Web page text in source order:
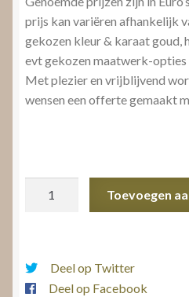
prijs kan variëren afhankelijk
gekozen kleur & karaat goud,
evt gekozen maatwerk-opties
Met plezier en vrijblijvend
wensen een offerte gemaakt
Toevoegen
Deel op Twitter
Deel op Facebook